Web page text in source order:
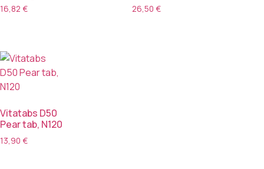
16,82 € 26,50 €
Vitatabs D50
Pear tab, N120
13,90 €